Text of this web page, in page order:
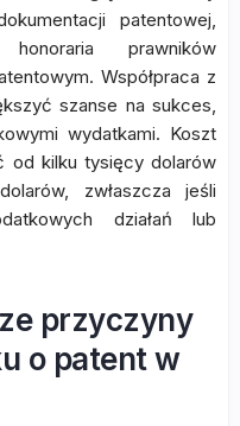
patentowej,
prawników
Współpraca z
szanse na sukces,
wydatkami. Koszt
od kilku tysięcy dolarów
zwłaszcza jeśli
działań lub
przyczyny
o patent w